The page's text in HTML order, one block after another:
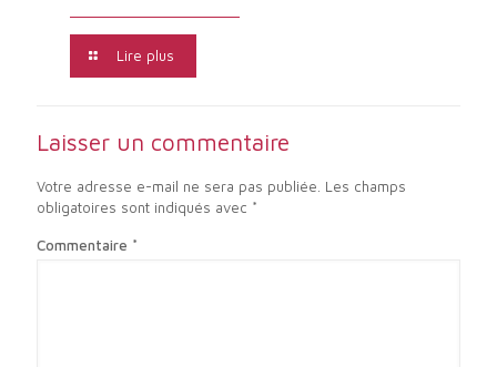
Lire plus
Laisser un commentaire
Votre adresse e-mail ne sera pas publiée. Les champs
obligatoires sont indiqués avec *
Commentaire *